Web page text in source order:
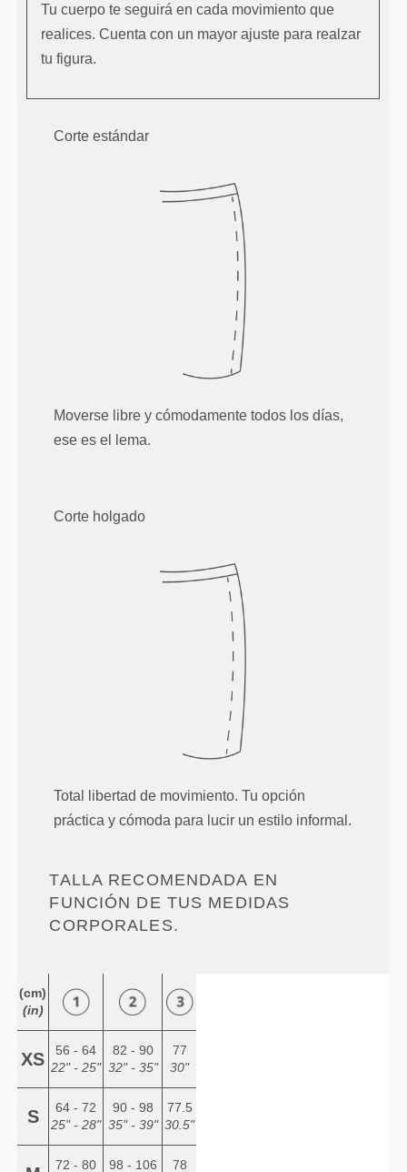
Tu cuerpo te seguirá en cada movimiento que
realices. Cuenta con un mayor ajuste para realzar
tu figura.
Corte estándar
Moverse libre y cómodamente todos los días,
ese es el lema.
Corte holgado
Total libertad de movimiento. Tu opción
práctica y cómoda para lucir un estilo informal.
TALLA RECOMENDADA EN
FUNCIÓN DE TUS MEDIDAS
CORPORALES.
(cm)
(in)
XS
56 - 64
22" - 25"
82 - 90
32" - 35"
77
30"
S
64 - 72
25" - 28"
90 - 98
35" - 39"
77.5
30.5"
72 - 80 98 - 106 78